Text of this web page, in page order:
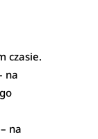
czasie.
na
na